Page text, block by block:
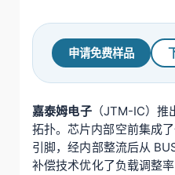
申请免费样品
嘉泰姆电子（JTM-IC）推
拓扑。芯片内部空前集成
引脚，经内部整流后从
补偿技术优化了负载调整